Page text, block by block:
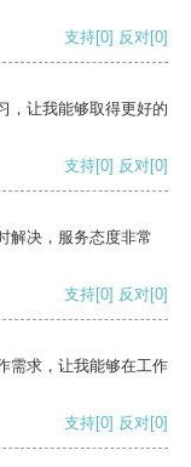
支持[0] 反对[0]
，让我能够取得更好的
支持[0] 反对[0]
解决，服务态度非常
支持[0] 反对[0]
需求，让我能够在工作
支持[0] 反对[0]